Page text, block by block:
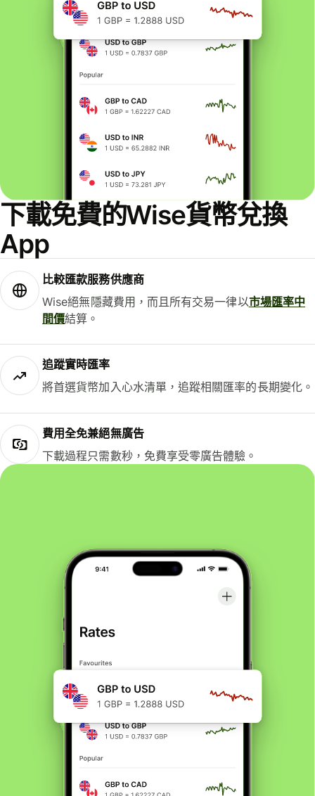
下載免費的Wise貨幣兌換
App
比較匯款服務供應商
Wise絕無隱藏費用，而且所有交易一律以市場匯率中
間價結算。
追蹤實時匯率
將首選貨幣加入心水清單，追蹤相關匯率的長期變化。
費用全免兼絕無廣告
下載過程只需數秒，免費享受零廣告體驗。